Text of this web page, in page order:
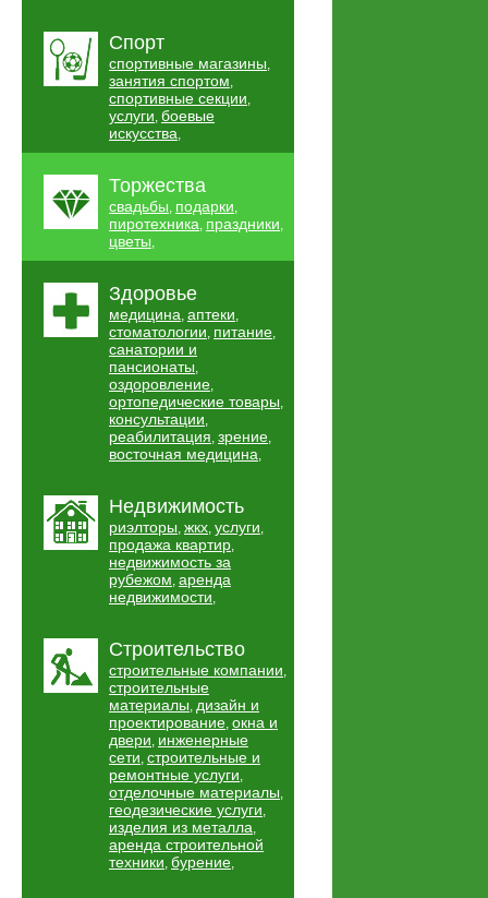
Спорт
спортивные магазины,
занятия спортом,
спортивные секции,
услуги, боевые
искусства,
Торжества
свадьбы, подарки,
пиротехника, праздники,
цветы,
Здоровье
медицина, аптеки,
стоматологии, питание,
санатории и
пансионаты,
оздоровление,
ортопедические товары,
консультации,
реабилитация, зрение,
восточная медицина,
Недвижимость
риэлторы, жкх, услуги,
продажа квартир,
недвижимость за
рубежом, аренда
недвижимости,
Строительство
строительные компании,
строительные
материалы, дизайн и
проектирование, окна и
двери, инженерные
сети, строительные и
ремонтные услуги,
отделочные материалы,
геодезические услуги,
изделия из металла,
аренда строительной
техники, бурение,